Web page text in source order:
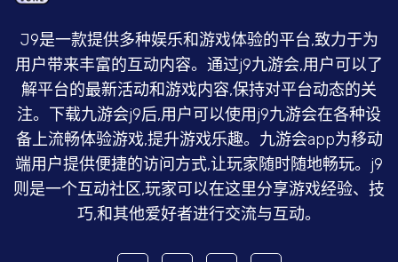
J9是一款提供多种娱乐和游戏体验的平台,致力于为
用户带来丰富的互动内容。通过j9九游会,用户可以了
解平台的最新活动和游戏内容,保持对平台动态的关
注。下载九游会j9后,用户可以使用j9九游会在各种设
备上流畅体验游戏,提升游戏乐趣。九游会app为移动
端用户提供便捷的访问方式,让玩家随时随地畅玩。j9
则是一个互动社区,玩家可以在这里分享游戏经验、技
巧,和其他爱好者进行交流与互动。